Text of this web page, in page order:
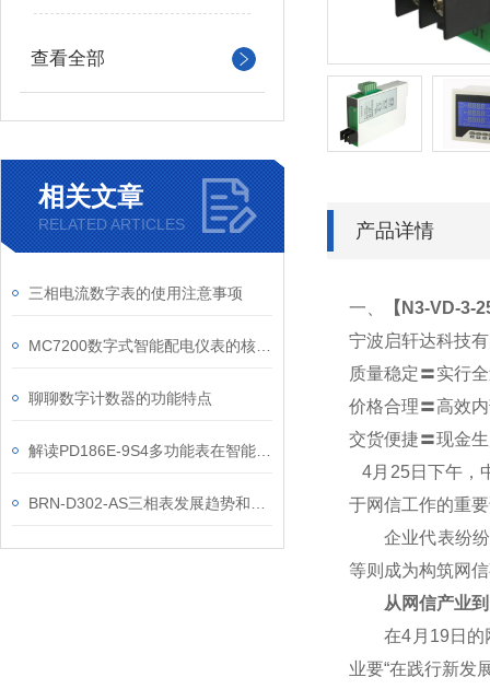
查看全部
相关文章
RELATED ARTICLES
三相电流数字表的使用注意事项
聊聊数字计数器的功能特点
产品详情
一、 【 N3-VD-3-
宁波启轩达科技
质量稳定〓实行
价格合理〓高效
交货便捷〓现金
4月25日下午，
于网信工作的重
企业代表纷纷表
等则成为构筑网
从网信产业到
在4月19日的网
业要“在践行新发